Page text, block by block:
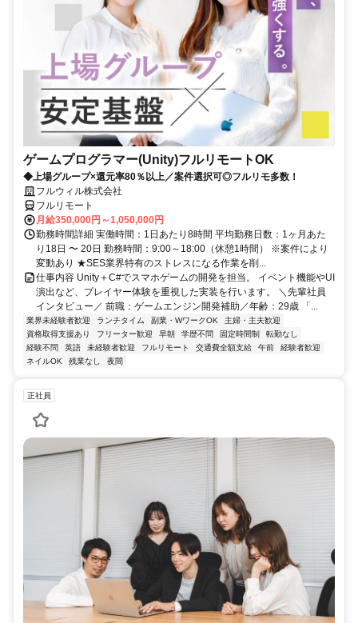
ゲームプログラマー(Unity)フルリモートOK
◆上場グループ×還元率80％以上／案件選択可◎フルリモ多数！
フルウィル株式会社
フルリモート
月給350,000円～1,050,000円
勤務時間詳細 実働時間：1日あたり8時間 平均勤務日数：1ヶ月あた
り18日 〜 20日 勤務時間：9:00～18:00（休憩1時間） ※案件により
変動あり ★SES業界特有のストレスになる作業を削...
仕事内容 Unity＋C#でスマホゲームの開発を担当。 イベント機能やUI
演出など、プレイヤー体験を重視した実装を行います。 ＼先輩社員
インタビュー／ 前職：ゲームエンジン開発補助／年齢：29歳 「...
業界未経験者歓迎 ランチタイム 副業・WワークOK
主婦・主夫歓迎
資格取得支援あり
フリーター歓迎 早朝 学歴不問 固定時間制
転勤なし
経験不問
英語 未経験者歓迎 フルリモート 交通費全額支給 午前
経験者歓迎
ネイルOK
残業なし 夜間
正社員